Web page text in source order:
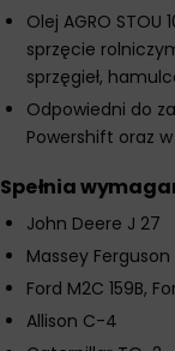
Olej AGRO
sprzęcie
sprzęgieł,
Odpowiedni do
Powershift oraz
Spełnia
John Deere J 27
Massey Ferguson
Ford M2C 159B,
Allison C-4